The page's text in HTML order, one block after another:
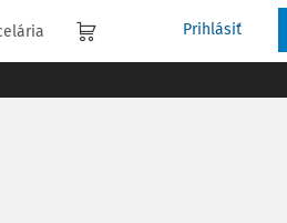
Prihlásiť